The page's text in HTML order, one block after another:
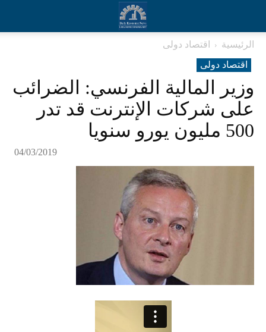
الرئيسية
اقتصاد دولی
اقتصاد دولی
وزير المالية الفرنسي: الضرائب
على شركات الإنترنت قد تدر
500 مليون يورو سنويا
04/03/2019